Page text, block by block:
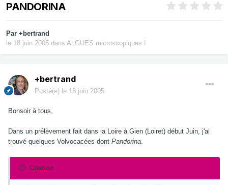
PANDORINA
Par +bertrand
le 18 juin 2005 dans ALGUES microscopiques I
+bertrand
Posté(e) le 18 juin 2005
Bonsoir à tous,
Dans un prélèvement fait dans la Loire à Gien (Loiret) début Juin, j'ai
trouvé quelques Volvocacées dont Pandorina.
Citation